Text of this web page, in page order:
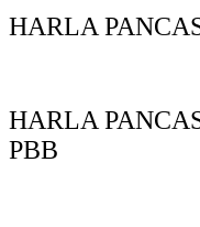
HARLA
HARLA
PBB